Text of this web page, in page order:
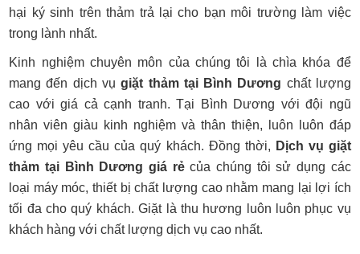
hại ký sinh trên thảm trả lại cho bạn môi trường làm việc
trong lành nhất.
Kinh nghiệm chuyên môn của chúng tôi là chìa khóa để
mang đến dịch vụgiặt thảm tại Bình Dương chất lượng
cao với giá cả cạnh tranh. Tại Bình Dương với đội ngũ
nhân viên giàu kinh nghiệm và thân thiện, luôn luôn đáp
ứng mọi yêu cầu của quý khách. Đồng thời, Dịch vụ giặt
thảm tại Bình Dương giá rẻcủa chúng tôi sử dụng các
loại máy móc, thiết bị chất lượng cao nhằm mang lại lợi ích
tối đa cho quý khách. Giặt là thu hương luôn luôn phục vụ
khách hàng với chất lượng dịch vụ cao nhất.